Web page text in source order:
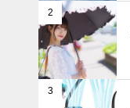
日傘おすすめ
6選｜くすみ
カラーで毎日
の紫外線対策
をおしゃれに
楽しもう！
インテリア小物
お部屋がまる
2
3